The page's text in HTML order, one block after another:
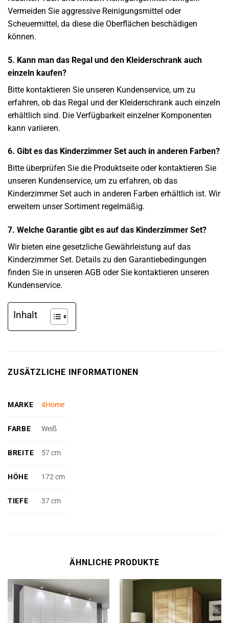
Vermeiden Sie aggressive Reinigungsmittel oder
Scheuermittel, da diese die Oberflächen beschädigen
können.
5. Kann man das Regal und den Kleiderschrank auch
einzeln kaufen?
Bitte kontaktieren Sie unseren Kundenservice, um zu
erfahren, ob das Regal und der Kleiderschrank auch einzeln
erhältlich sind. Die Verfügbarkeit einzelner Komponenten
kann variieren.
6. Gibt es das Kinderzimmer Set auch in anderen Farben?
Bitte überprüfen Sie die Produktseite oder kontaktieren Sie
unseren Kundenservice, um zu erfahren, ob das
Kinderzimmer Set auch in anderen Farben erhältlich ist. Wir
erweitern unser Sortiment regelmäßig.
7. Welche Garantie gibt es auf das Kinderzimmer Set?
Wir bieten eine gesetzliche Gewährleistung auf das
Kinderzimmer Set. Details zu den Garantiebedingungen
finden Sie in unseren AGB oder Sie kontaktieren unseren
Kundenservice.
Inhalt
ZUSÄTZLICHE INFORMATIONEN
MARKE 4Home
FARBE Weiß
BREITE 57 cm
HÖHE 172 cm
TIEFE 37 cm
ÄHNLICHE PRODUKTE